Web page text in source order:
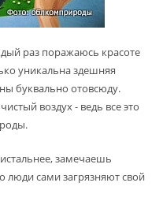
раз поражаюсь красоте
уникальна здешняя
буквально отовсюду.
воздух - ведь все это
замечаешь
люди сами загрязняют свой